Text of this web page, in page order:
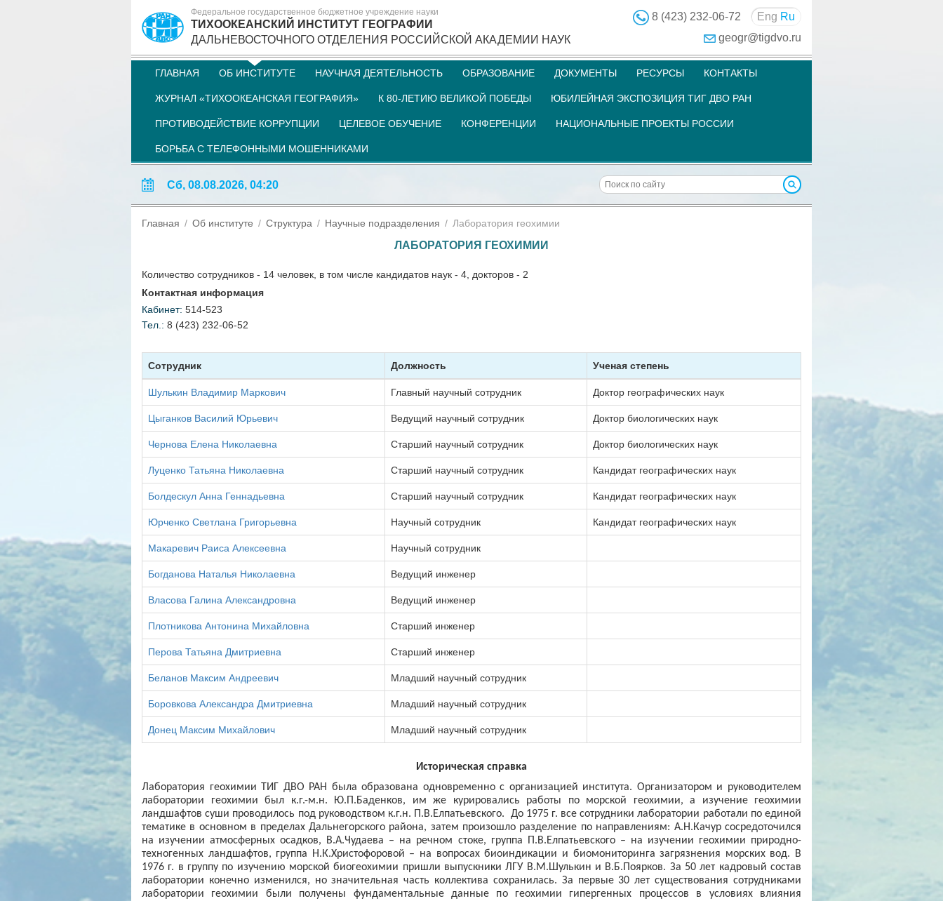
Федеральное государственное бюджетное учреждение науки
ТИХООКЕАНСКИЙ ИНСТИТУТ ГЕОГРАФИИ
ДАЛЬНЕВОСТОЧНОГО ОТДЕЛЕНИЯ РОССИЙСКОЙ АКАДЕМИИ НАУК
8 (423) 232-06-72 Eng Ru
geogr@tigdvo.ru
ГЛАВНАЯ ОБ ИНСТИТУТЕ НАУЧНАЯ ДЕЯТЕЛЬНОСТЬ ОБРАЗОВАНИЕ ДОКУМЕНТЫ РЕСУРСЫ КОНТАКТЫ
ЖУРНАЛ «ТИХООКЕАНСКАЯ ГЕОГРАФИЯ» К 80-ЛЕТИЮ ВЕЛИКОЙ ПОБЕДЫ ЮБИЛЕЙНАЯ ЭКСПОЗИЦИЯ ТИГ ДВО РАН
ПРОТИВОДЕЙСТВИЕ КОРРУПЦИИ ЦЕЛЕВОЕ ОБУЧЕНИЕ КОНФЕРЕНЦИИ НАЦИОНАЛЬНЫЕ ПРОЕКТЫ РОССИИ
БОРЬБА С ТЕЛЕФОННЫМИ МОШЕННИКАМИ
Сб, 08.08.2026, 04:20
Главная Об институте Структура Научные подразделения Лаборатория геохимии
ЛАБОРАТОРИЯ ГЕОХИМИИ
Количество сотрудников - 14 человек, в том числе кандидатов наук - 4, докторов - 2
Контактная информация
Кабинет: 514-523
Тел.: 8 (423) 232-06-52
Сотрудник Должность Ученая степень
Шулькин Владимир Маркович Главный научный сотрудник Доктор географических наук
Цыганков Василий Юрьевич Ведущий научный сотрудник Доктор биологических наук
Чернова Елена Николаевна Старший научный сотрудник Доктор биологических наук
Луценко Татьяна Николаевна Старший научный сотрудник Кандидат географических наук
Болдескул Анна Геннадьевна Старший научный сотрудник Кандидат географических наук
Юрченко Светлана Григорьевна Научный сотрудник Кандидат географических наук
Макаревич Раиса Алексеевна Научный сотрудник
Богданова Наталья Николаевна Ведущий инженер
Власова Галина Александровна Ведущий инженер
Плотникова Антонина Михайловна Старший инженер
Перова Татьяна Дмитриевна Старший инженер
Беланов Максим Андреевич Младший научный сотрудник
Боровкова Александра Дмитриевна Младший научный сотрудник
Донец Максим Михайлович Младший научный сотрудник
Историческая справка
Лаборатория геохимии ТИГ ДВО РАН была образована одновременно с организацией института. Организатором и руководителем
лаборатории геохимии был к.г.-м.н. Ю.П.Баденков, им же курировались работы по морской геохимии, а изучение геохимии
ландшафтов суши проводилось под руководством к.г.н. П.В.Елпатьевского. До 1975 г. все сотрудники лаборатории работали по единой
тематике в основном в пределах Дальнегорского района, затем произошло разделение по направлениям: А.Н.Качур сосредоточился
на изучении атмосферных осадков, В.А.Чудаева – на речном стоке, группа П.В.Елпатьевского – на изучении геохимии природно-
техногенных ландшафтов, группа Н.К.Христофоровой – на вопросах биоиндикации и биомониторинга загрязнения морских вод. В
1976 г. в группу по изучению морской биогеохимии пришли выпускники ЛГУ В.М.Шулькин и В.Б.Поярков. За 50 лет кадровый состав
лаборатории конечно изменился, но значительная часть коллектива сохранилась. За первые 30 лет существования сотрудниками
лаборатории геохимии были получены фундаментальные данные по геохимии гипергенных процессов в условиях влияния